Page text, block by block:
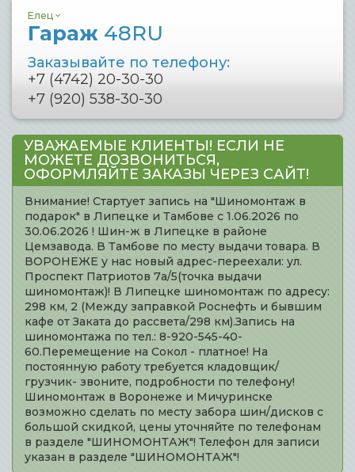
Елец
Гараж 48RU
Заказывайте по телефону:
+7 (4742) 20-30-30
+7 (920) 538-30-30
УВАЖАЕМЫЕ КЛИЕНТЫ! ЕСЛИ НЕ
МОЖЕТЕ ДОЗВОНИТЬСЯ,
ОФОРМЛЯЙТЕ ЗАКАЗЫ ЧЕРЕЗ САЙТ!
Внимание! Стартует запись на "Шиномонтаж в
подарок" в Липецке и Тамбове с 1.06.2026 по
30.06.2026 ! Шин-ж в Липецке в районе
Цемзавода. В Тамбове по месту выдачи товара. В
ВОРОНЕЖЕ у нас новый адрес-переехали: ул.
Проспект Патриотов 7а/5(точка выдачи
шиномонтаж)! В Липецке шиномонтаж по адресу:
298 км, 2 (Между заправкой Роснефть и бывшим
кафе от Заката до рассвета/298 км).Запись на
шиномонтажа по тел.: 8-920-545-40-
60.Перемещение на Сокол - платное! На
постоянную работу требуется кладовщик/
грузчик- звоните, подробности по телефону!
Шиномонтаж в Воронеже и Мичуринске
возможно сделать по месту забора шин/дисков с
большой скидкой, цены уточняйте по телефонам
в разделе "ШИНОМОНТАЖ"! Телефон для записи
указан в разделе "ШИНОМОНТАЖ"!